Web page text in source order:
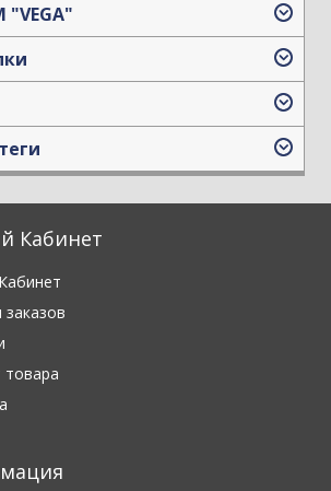
Кабинет
товара